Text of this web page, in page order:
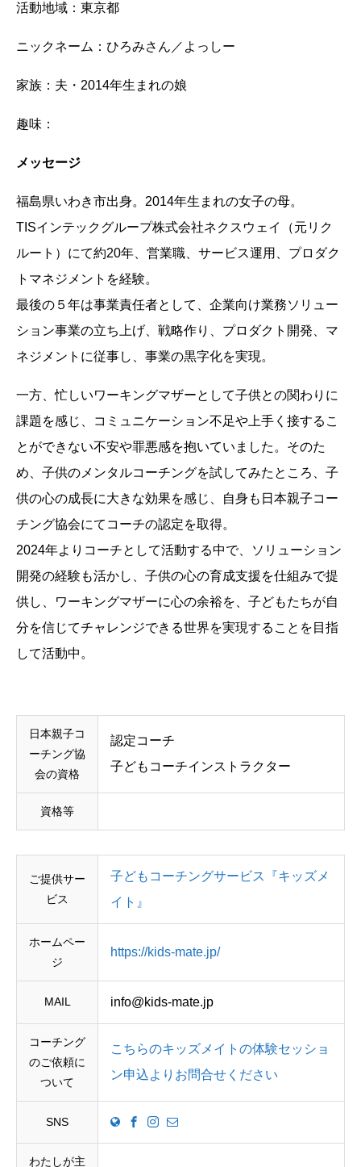
活動地域：東京都
ニックネーム：ひろみさん／よっしー
家族：夫・2014年生まれの娘
趣味：
メッセージ
福島県いわき市出身。2014年生まれの女子の母。
TISインテックグループ株式会社ネクスウェイ（元リク
ルート）にて約20年、営業職、サービス運用、プロダク
トマネジメントを経験。
最後の５年は事業責任者として、企業向け業務ソリュー
ション事業の立ち上げ、戦略作り、プロダクト開発、マ
ネジメントに従事し、事業の黒字化を実現。
一方、忙しいワーキングマザーとして子供との関わりに
課題を感じ、コミュニケーション不足や上手く接するこ
とができない不安や罪悪感を抱いていました。そのた
め、子供のメンタルコーチングを試してみたところ、子
供の心の成長に大きな効果を感じ、自身も日本親子コー
チング協会にてコーチの認定を取得。
2024年よりコーチとして活動する中で、ソリューション
開発の経験も活かし、子供の心の育成支援を仕組みで提
供し、ワーキングマザーに心の余裕を、子どもたちが自
分を信じてチャレンジできる世界を実現することを目指
して活動中。
日本親子コ
ーチング協
会の資格
認定コーチ
子どもコーチインストラクター
資格等
ご提供サー
ビス
子どもコーチングサービス『キッズメ
イト』
ホームペー
ジ
https://kids-mate.jp/
MAIL info@kids-mate.jp
コーチング
のご依頼に
ついて
こちらのキッズメイトの体験セッショ
ン申込よりお問合せください
SNS
わたしが主